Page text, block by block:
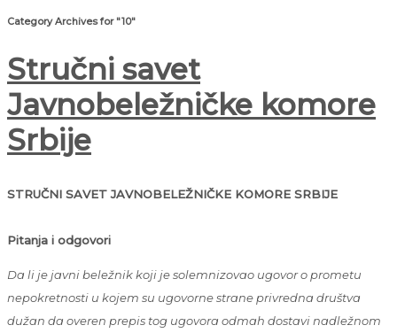
Category Archives for "10"
Stručni savet
Javnobeležničke komore
Srbije
STRUČNI SAVET JAVNOBELEŽNIČKE KOMORE SRBIJE
Pitanja i odgovori
Da li je javni beležnik koji je solemnizovao ugovor o prometu
nepokretnosti u kojem su ugovorne strane privredna društva
dužan da overen prepis tog ugovora odmah dostavi nadležnom